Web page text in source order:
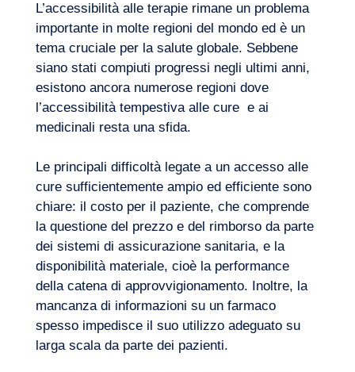
Competenze
L’accessibilità alle terapie rimane un problema
importante in molte regioni del mondo ed è un
tema cruciale per la salute globale. Sebbene
siano stati compiuti progressi negli ultimi anni,
esistono ancora numerose regioni dove
l’accessibilità tempestiva alle cure e ai
medicinali resta una sfida.
Le principali difficoltà legate a un accesso alle
cure sufficientemente ampio ed efficiente sono
chiare: il costo per il paziente, che comprende
la questione del prezzo e del rimborso da parte
dei sistemi di assicurazione sanitaria, e la
disponibilità materiale, cioè la performance
della catena di approvvigionamento. Inoltre, la
mancanza di informazioni su un farmaco
spesso impedisce il suo utilizzo adeguato su
larga scala da parte dei pazienti.